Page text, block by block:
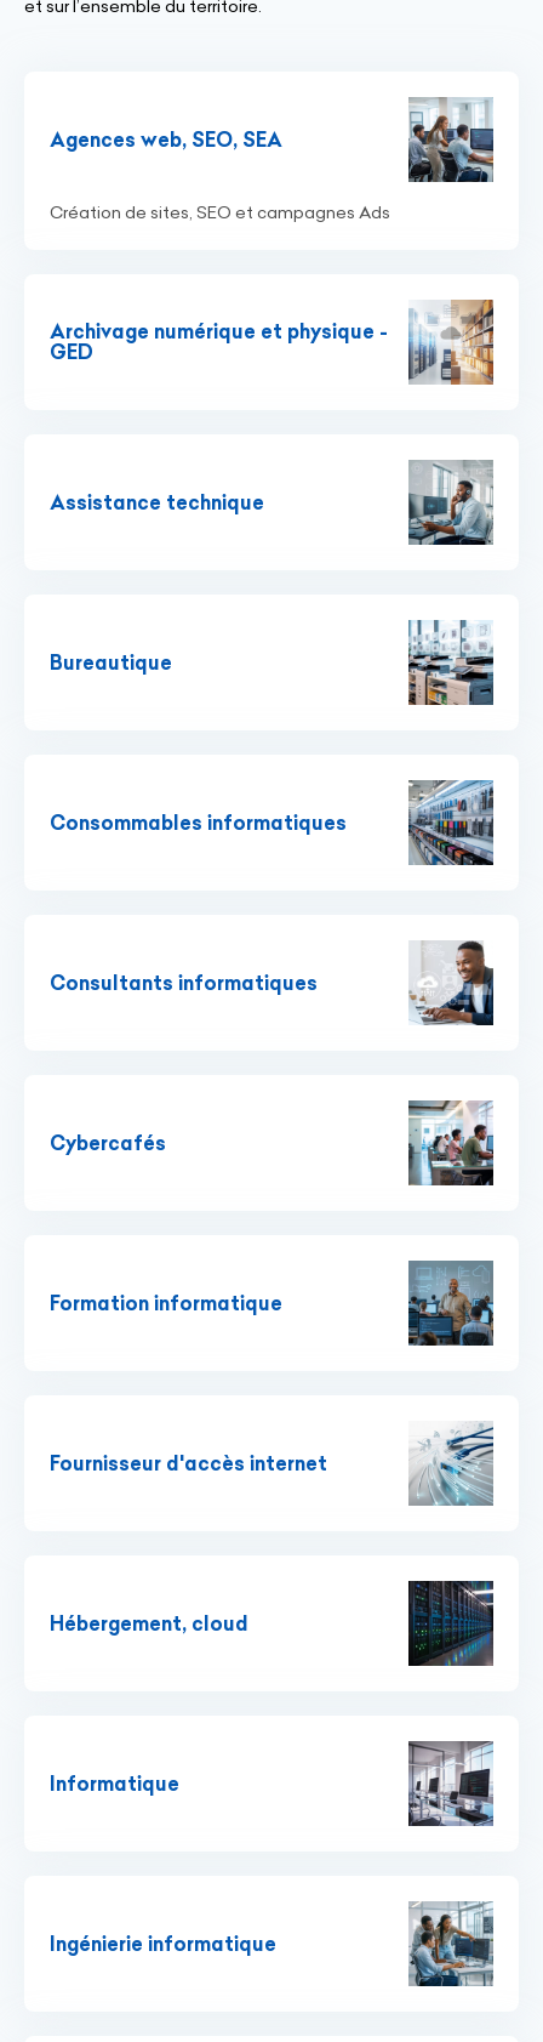
et sur l’ensemble du territoire.
Agences web, SEO, SEA
Création de sites, SEO et campagnes Ads
Archivage numérique et physique -
GED
Assistance technique
Bureautique
Consommables informatiques
Consultants informatiques
Cybercafés
Formation informatique
Fournisseur d'accès internet
Hébergement, cloud
Informatique
Ingénierie informatique